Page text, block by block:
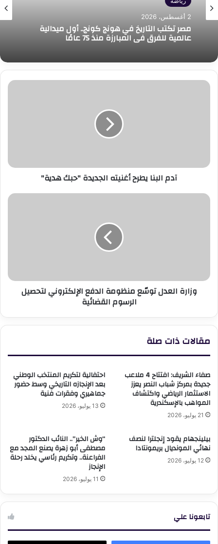
2 أغسطس، 2026
مصر تكتب التاريخ في هونج كونج.. أول ميدالية
عالمية للفرق في المبارزة منذ 75 عامًا
آدم
آدم البنا يطرح أغنيته الجديدة "حبك هدية"
وزارة
القضائية
وزارة العدل توسّع منظومة الدفع الإلكتروني لتحصيل
الرسوم القضائية
مقالات ذات صلة
صفاء الشريف: افتتاح 4 ملاعب
جديدة بمركز شباب النصر يعزز
الاستثمار الرياضي واكتشاف
المواهب بالإسكندرية
21 يوليو، 2026
احتفالية لتكريم المنتخب الوطني
بعد الإنجازه التاريخي وسط حضور
جماهيري وفقرات فنية
13 يوليو، 2026
بيلينجهام يقود إنجلترا لنصف
نهائي المونديال بريمونتادا
12 يوليو، 2026
“وش الخير”.. النائب الدكتور
مصطفى أبو زهرة يصنع المجد مع
الفراعنة.. وتكريم رئاسي يخلد رحلة
الإنجاز
11 يوليو، 2026
تابعونا علي